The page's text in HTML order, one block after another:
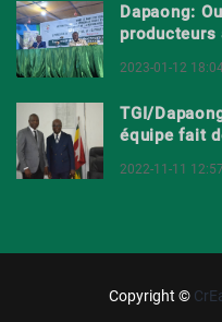
Dapaong:
producteurs
2023-01-12
TGI/
équipe fait
2022-11-11
Copyright ©